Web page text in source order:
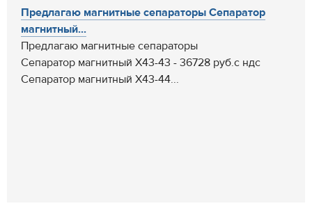
Предлагаю магнитные сепараторы Сепаратор
магнитный...
Предлагаю магнитные сепараторы
Сепаратор магнитный Х43-43 - 36728 руб.с ндс
Сепаратор магнитный Х43-44...